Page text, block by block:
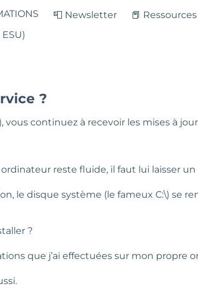
📮 Newsletter 📕
?
continuez à recevoir les mises à
reste fluide, il faut lui laisser un
le disque système (le fameux C:\) se
?
que j’ai effectuées sur mon propre